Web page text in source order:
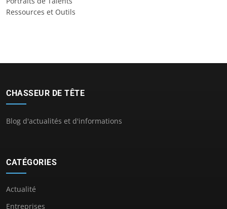
Ressources et Outils
CHASSEUR DE TÊTE
Blog d'actualités et d'informations
CATÉGORIES
Actualité
Entreprises